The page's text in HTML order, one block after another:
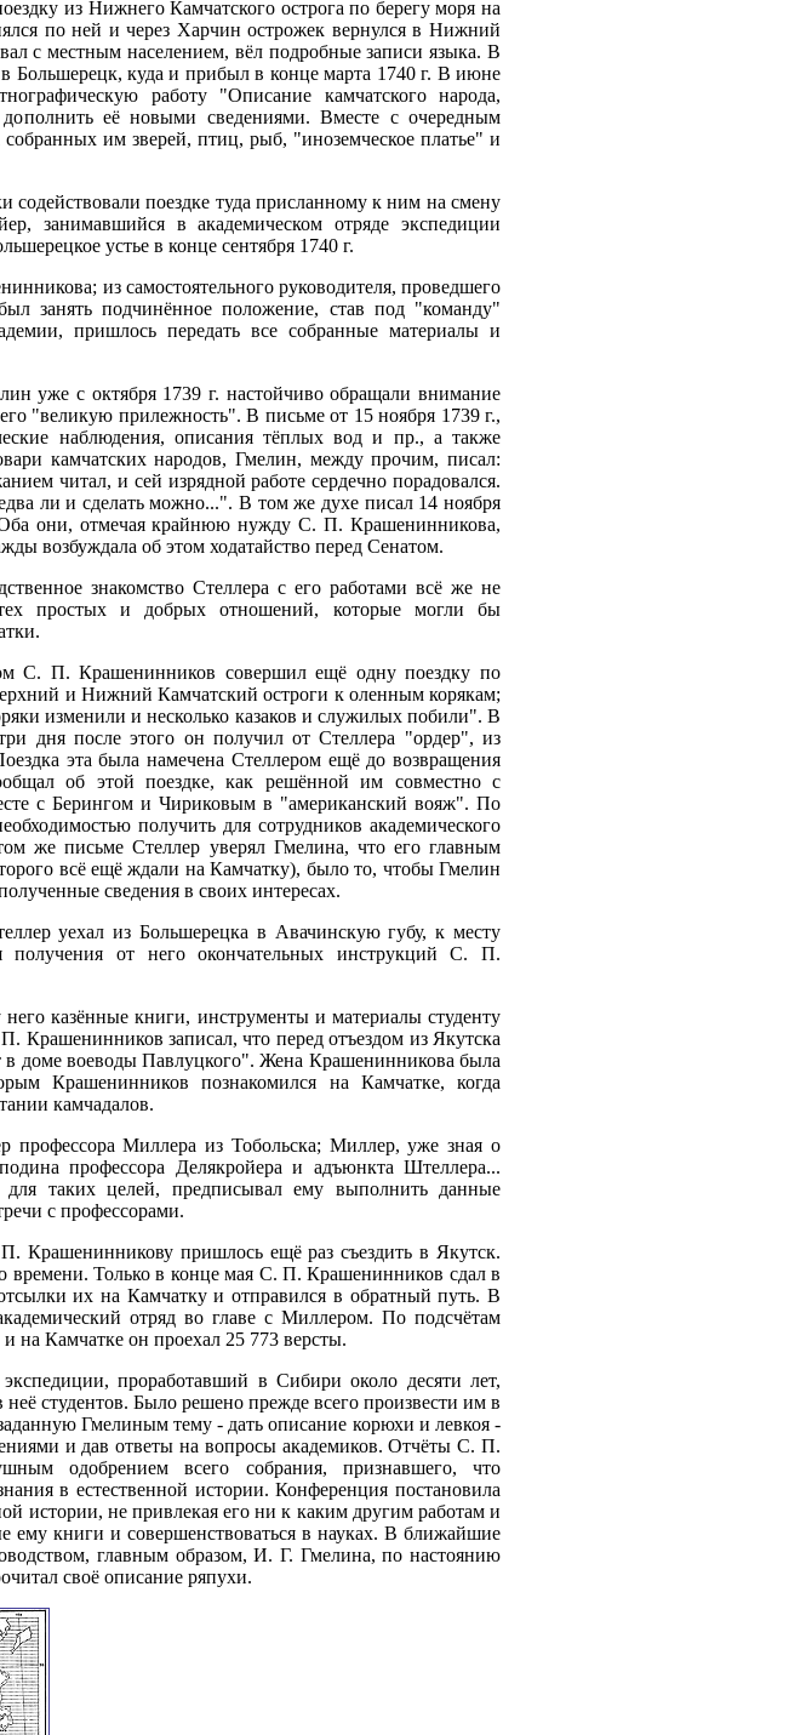
из Нижнего Камчатского острога по берегу моря на
по ней и через Харчин острожек вернулся в Нижний
с местным населением, вёл подробные записи языка. В
Большерецк, куда и прибыл в конце марта 1740 г. В июне
работу "Описание камчатского народа,
её новыми сведениями. Вместе с очередным
им зверей, птиц, рыб, "иноземческое платье" и
поездке туда присланному к ним на смену
занимавшийся в академическом отряде экспедиции
устье в конце сентября 1740 г.
из самостоятельного руководителя, проведшего
занять подчинённое положение, став под "команду"
пришлось передать все собранные материалы и
уже с октября 1739 г. настойчиво обращали внимание
"великую прилежность". В письме от 15 ноября 1739 г.,
наблюдения, описания тёплых вод и пр., а также
камчатских народов, Гмелин, между прочим, писал:
читал, и сей изрядной работе сердечно порадовался.
ли и сделать можно...". В том же духе писал 14 ноября
они, отмечая крайнюю нужду С. П. Крашенинникова,
возбуждала об этом ходатайство перед Сенатом.
знакомство Стеллера с его работами всё же не
простых и добрых отношений, которые могли бы
С. П. Крашенинников совершил ещё одну поездку по
и Нижний Камчатский остроги к оленным корякам;
изменили и несколько казаков и служилых побили". В
дня после этого он получил от Стеллера "ордер", из
эта была намечена Стеллером ещё до возвращения
об этой поездке, как решённой им совместно с
с Берингом и Чириковым в "американский вояж". По
получить для сотрудников академического
же письме Стеллер уверял Гмелина, что его главным
всё ещё ждали на Камчатку), было то, чтобы Гмелин
сведения в своих интересах.
уехал из Большерецка в Авачинскую губу, к месту
от него окончательных инструкций С. П.
казённые книги, инструменты и материалы студенту
Крашенинников записал, что перед отъездом из Якутска
в доме воеводы Павлуцкого". Жена Крашенинникова была
Крашенинников познакомился на Камчатке, когда
камчадалов.
Миллера из Тобольска; Миллер, уже зная о
профессора Делякройера и адъюнкта Штеллера...
таких целей, предписывал ему выполнить данные
с профессорами.
Крашенинникову пришлось ещё раз съездить в Якутск.
времени. Только в конце мая С. П. Крашенинников сдал в
их на Камчатку и отправился в обратный путь. В
отряд во главе с Миллером. По подсчётам
на Камчатке он проехал 25 773 версты.
проработавший в Сибири около десяти лет,
студентов. Было решено прежде всего произвести им в
Гмелиным тему - дать описание корюхи и левкоя -
и дав ответы на вопросы академиков. Отчёты С. П.
одобрением всего собрания, признавшего, что
в естественной истории. Конференция постановила
истории, не привлекая его ни к каким другим работам и
ему книги и совершенствоваться в науках. В ближайшие
главным образом, И. Г. Гмелина, по настоянию
своё описание ряпухи.